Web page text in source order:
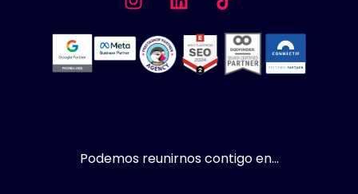
Podemos reunirnos contigo en...